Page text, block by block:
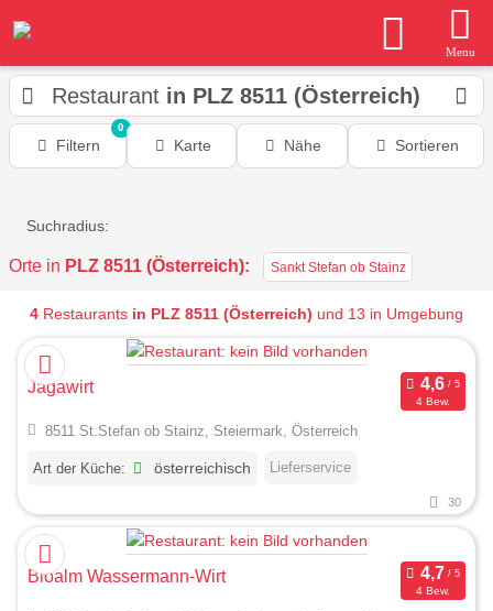
Menu
Restaurant in PLZ 8511 (Österreich)
Filtern
0
Karte Nähe Sortieren
Suchradius:
Orte in PLZ 8511 (Österreich): Sankt Stefan ob Stainz
4 Restaurants in PLZ 8511 (Österreich) und 13 in Umgebung
Jagawirt
4 Bew.
8511 St.Stefan ob Stainz, Steiermark, Österreich
Art der Küche: österreichisch Lieferservice
30
Bioalm Wassermann-Wirt
4 Bew.